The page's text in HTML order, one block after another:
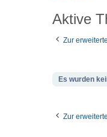
Aktive
Zur
Es wurden
Zur